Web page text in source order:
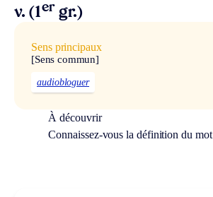
v. (1er gr.)
Sens principaux
[Sens commun]
audiobloguer
À découvrir
Connaissez-vous la définition du mot